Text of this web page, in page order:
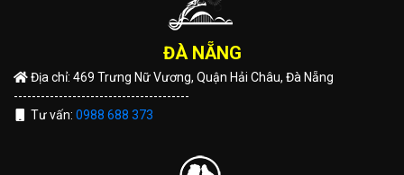
ĐÀ NẴNG
Địa chỉ: 469 Trưng Nữ Vương, Quận Hải Châu, Đà Nẵng
---------------------------------------
Tư vấn: 0988 688 373